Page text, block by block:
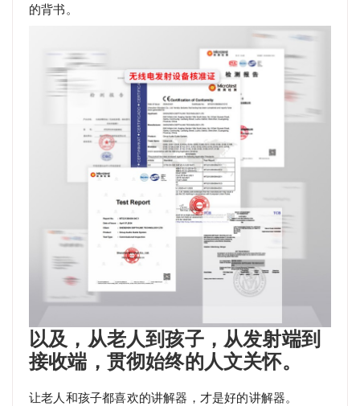
的背书。
以及，从老人到孩子，从发射端到
接收端，贯彻始终的人文关怀。
让老人和孩子都喜欢的讲解器，才是好的讲解器。